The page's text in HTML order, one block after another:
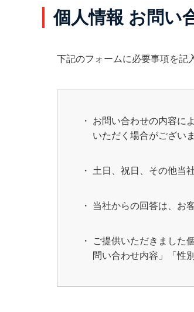
個人情報 お問い
下記のフォームに必要事項を記
お問い合わせの内容に
いただく場合がござい
土日、祝日、その他当
当社からの回答は、お
ご提供いただきました
問い合わせ内容」「性